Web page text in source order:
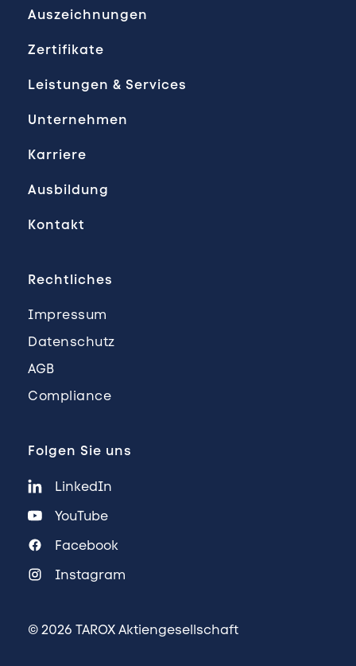
Auszeichnungen
Zertifikate
Leistungen & Services
Unternehmen
Karriere
Ausbildung
Kontakt
Rechtliches
Impressum
Datenschutz
AGB
Compliance
Folgen Sie uns
LinkedIn
YouTube
Facebook
Instagram
© 2026 TAROX Aktiengesellschaft